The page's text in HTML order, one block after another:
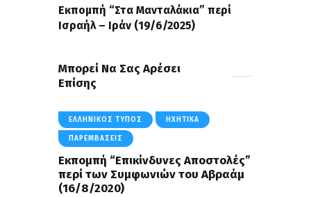
Εκπομπή “Στα Μανταλάκια” περί
Ισραήλ – Ιράν (19/6/2025)
Μπορεί Να Σας Αρέσει
Επίσης
ΕΛΛΗΝΙΚΌΣ ΤΎΠΟΣ ΗΧΗΤΙΚΆ
ΠΑΡΕΜΒΆΣΕΙΣ
Εκπομπή “Επικίνδυνες Αποστολές”
περί των Συμφωνιών του Αβραάμ
(16/8/2020)